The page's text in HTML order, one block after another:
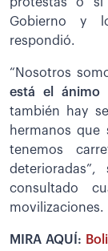
Gobierno y
respondió.
“Nosotros
está el ánimo
también hay
hermanos que
tenemos
consultado
movilizaciones.
MIRA AQUÍ: